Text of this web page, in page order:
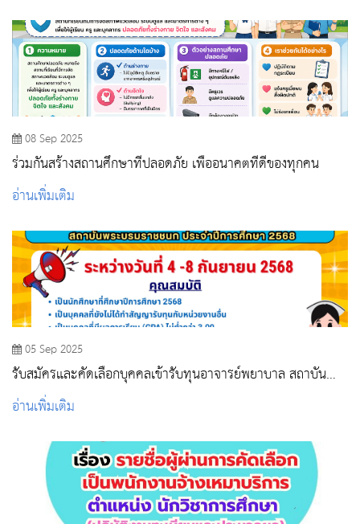
08 Sep 2025
ร่วมกันสร้างสถานศึกษาที่ปลอดภัย เพื่ออนาคตที่ดีของทุกคน
อ่านเพิ่มเติม
05 Sep 2025
รับสมัครและคัดเลือกบุคคลเข้ารับทุนอาจารย์พยาบาล สถาบัน
พระบรมราชชนก ประจำปีการศึกษา 2568
อ่านเพิ่มเติม